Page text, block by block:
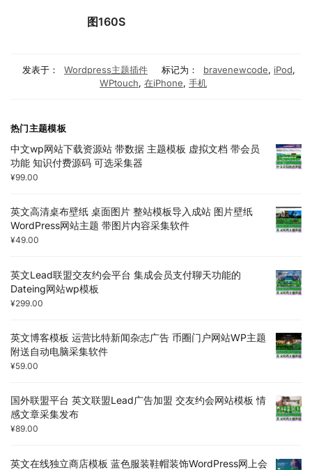
图160S
发表于： Wordpress主题插件 标记为： bravenewcode, iPod,
WPtouch, 在iPhone, 手机
热门主题模板
中文wp网站下载资源站 带数据 主题模板 虚拟文档 带会员
功能 知识付费源码 可选采集器
¥99.00
英文高清桌布壁纸 桌面图片 整站模板导入成站 图片壁纸
WordPress网站主题 带图片内容采集软件
¥49.00
英文Lead联盟交友约会平台 集成会员支付聊天功能的
Dateing网站wp模板
¥299.00
英文博客模板 运营比特新闻杂志广告 币圈门户网站WP主题
附送自动电脑采集软件
¥59.00
国外联盟平台 英文联盟Lead广告加盟 交友约会网站模板 情
感文章采集发布
¥89.00
英文在线独立商店模板 蓝色服装鞋帽装饰WordPress网上会